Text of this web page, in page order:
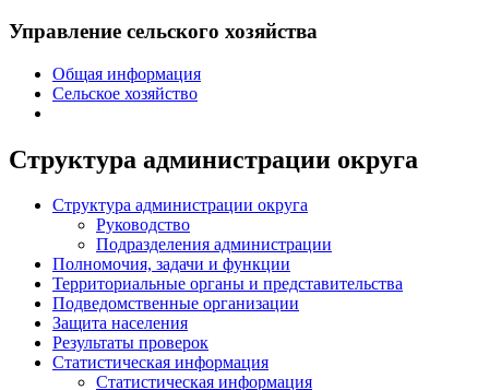
Управление сельского хозяйства
Общая информация
Сельское хозяйство
Структура администрации округа
Структура администрации округа
Руководство
Подразделения администрации
Полномочия, задачи и функции
Территориальные органы и представительства
Подведомственные организации
Защита населения
Результаты проверок
Статистическая информация
Статистическая информация